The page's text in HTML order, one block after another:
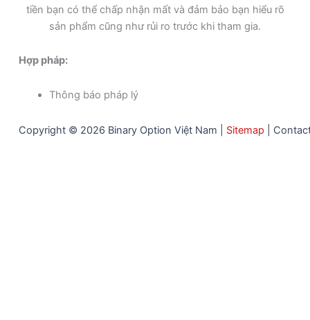
tiền bạn có thể chấp nhận mất và đảm bảo bạn hiểu rõ
sản phẩm cũng như rủi ro trước khi tham gia.
Hợp pháp:
Thông báo pháp lý
Copyright © 2026 Binary Option Việt Nam | Sitemap